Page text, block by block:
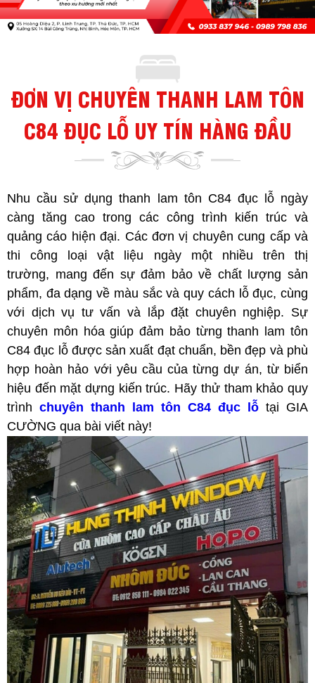
ĐƠN VỊ CHUYÊN THANH LAM TÔN
C84 ĐỤC LỖ UY TÍN HÀNG ĐẦU
Nhu cầu sử dụng thanh lam tôn C84 đục lỗ ngày
càng tăng cao trong các công trình kiến trúc và
quảng cáo hiện đại. Các đơn vị chuyên cung cấp và
thi công loại vật liệu ngày một nhiều trên thị
trường, mang đến sự đảm bảo về chất lượng sản
phẩm, đa dạng về màu sắc và quy cách lỗ đục, cùng
với dịch vụ tư vấn và lắp đặt chuyên nghiệp. Sự
chuyên môn hóa giúp đảm bảo từng thanh lam tôn
C84 đục lỗ được sản xuất đạt chuẩn, bền đẹp và phù
hợp hoàn hảo với yêu cầu của từng dự án, từ biển
hiệu đến mặt dựng kiến trúc. Hãy thử tham khảo quy
trình chuyên thanh lam tôn C84 đục lỗ tại GIA
CƯỜNG qua bài viết này!